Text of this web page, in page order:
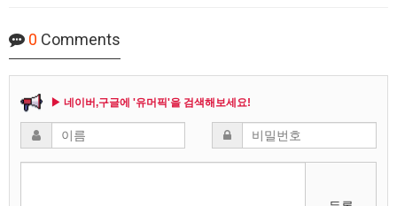
0 Comments
▶ 네이버,구글에 '유머픽'을 검색해보세요!